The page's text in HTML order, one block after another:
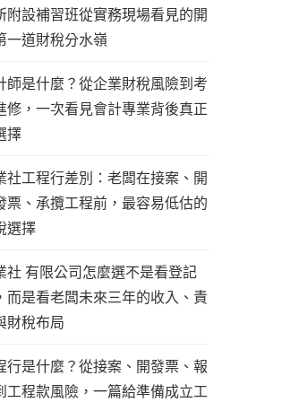
附設補習班從實務現場看見的開
一道財稅分水嶺
師是什麼？從企業財稅風險到考
修，一次看見會計專業背後真正
擇
社工程行差別：老闆在接案、開
票、承攬工程前，最容易低估的
選擇
社 有限公司怎麼選不是看登記
而是看老闆未來三年的收入、責
財稅布局
行是什麼？從接案、開發票、報
工程款風險，一篇給準備成立工